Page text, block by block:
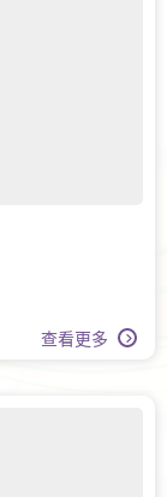
查看更多